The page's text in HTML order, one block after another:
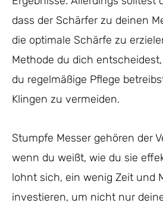
dass der Schärfer zu deinen
die optimale Schärfe zu
Methode du dich
du regelmäßige Pflege
Klingen zu vermeiden.
Stumpfe Messer gehören der
wenn du weißt, wie du sie
lohnt sich, ein wenig Zeit und
investieren, um nicht nur